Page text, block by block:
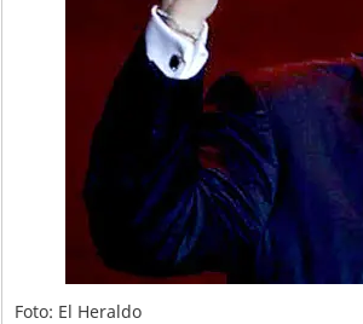
Foto: El Heraldo